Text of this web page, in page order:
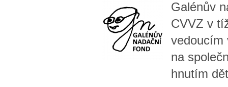
Galénův
CVVZ v
vedoucím
na
hnutím